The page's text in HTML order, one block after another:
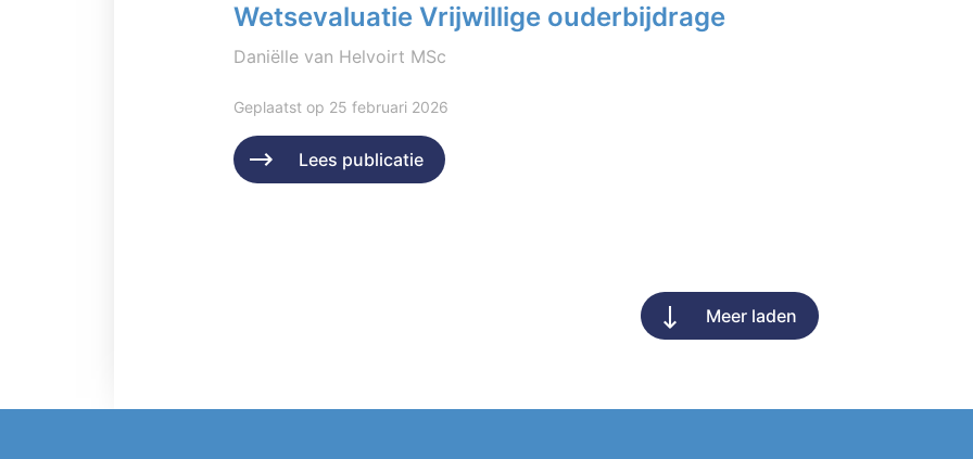
Wetsevaluatie Vrijwillige ouderbijdrage
Daniëlle van Helvoirt MSc
Geplaatst op 25 februari 2026
Lees publicatie
Meer laden